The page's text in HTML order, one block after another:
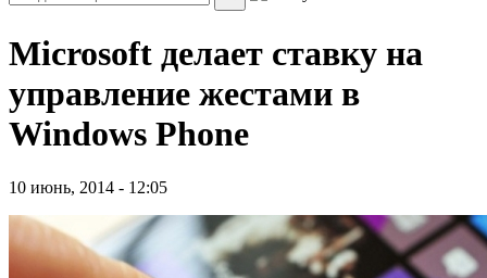
Microsoft делает ставку на
управление жестами в
Windows Phone
10 июнь, 2014 - 12:05